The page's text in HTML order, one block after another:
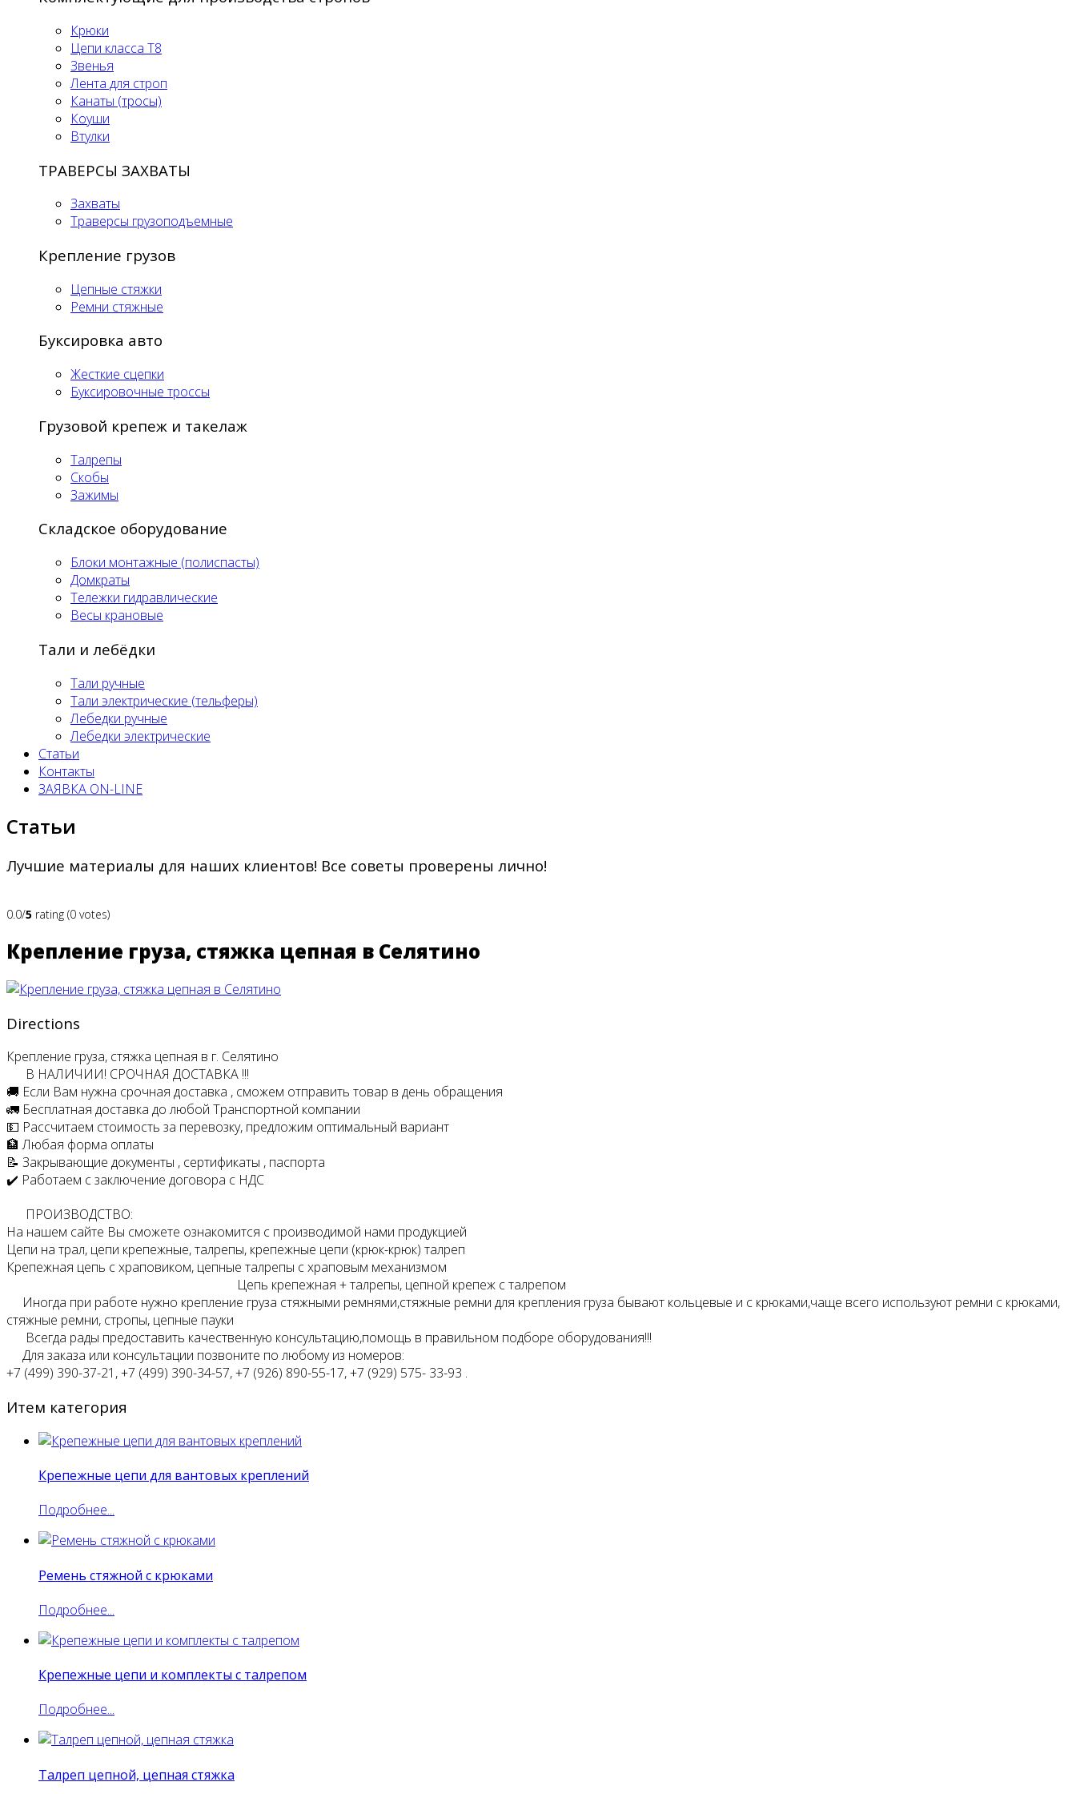
Крюки
Цепи класса Т8
Звенья
Лента для строп
Канаты (тросы)
Коуши
Втулки
ТРАВЕРСЫ ЗАХВАТЫ
Захваты
Траверсы грузоподъемные
Крепление грузов
Цепные стяжки
Ремни стяжные
Буксировка авто
Жесткие сцепки
Буксировочные троссы
Грузовой крепеж и такелаж
Талрепы
Скобы
Зажимы
Складское оборудование
Блоки монтажные (полиспасты)
Домкраты
Тележки гидравлические
Весы крановые
Тали и лебёдки
Тали ручные
Тали электрические (тельферы)
Лебедки ручные
Лебедки электрические
Статьи
Контакты
ЗАЯВКА ON-LINE
Статьи
Лучшие материалы для наших клиентов! Все советы проверены лично!
0.0/5 rating (0 votes)
Крепление груза, стяжка цепная в Селятино
Directions
Крепление груза, стяжка цепная в г. Селятино
В НАЛИЧИИ! СРОЧНАЯ ДОСТАВКА !!!
🚚 Если Вам нужна срочная доставка , сможем отправить товар в день обращения
🚛 Бесплатная доставка до любой Транспортной компании
💵 Рассчитаем стоимость за перевозку, предложим оптимальный вариант
🏦 Любая форма оплаты
📝 Закрывающие документы , сертификаты , паспорта
✔️ Работаем с заключение договора с НДС
ПРОИЗВОДСТВО:
На нашем сайте Вы сможете ознакомится с производимой нами продукцией
Цепи на трал, цепи крепежные, талрепы, крепежные цепи (крюк-крюк) талреп
Крепежная цепь с храповиком, цепные талрепы с храповым механизмом
Цепь крепежная + талрепы, цепной крепеж с талрепом
Иногда при работе нужно крепление груза стяжными ремнями,стяжные ремни для крепления груза бывают кольцевые и с крюками,чаще всего используют ремни с крюками,
стяжные ремни, стропы, цепные пауки
Всегда рады предоставить качественную консультацию,помощь в правильном подборе оборудования!!!
Для заказа или консультации позвоните по любому из номеров:
+7 (499) 390-37-21, +7 (499) 390-34-57, +7 (926) 890-55-17, +7 (929) 575- 33-93 .
Итем категория
Крепежные цепи для вантовых креплений
Подробнее...
Ремень стяжной с крюками
Подробнее...
Крепежные цепи и комплекты с талрепом
Подробнее...
Талреп цепной, цепная стяжка